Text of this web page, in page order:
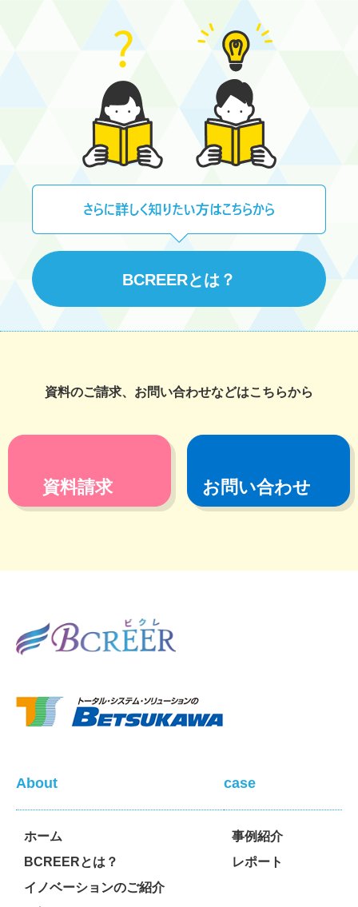
BCREERとは？
資料のご請求、お問い合わせなどはこちらから
資料請求 お問い合わせ
About
ホーム
BCREERとは？
イノベーションのご紹介
case
事例紹介
レポート